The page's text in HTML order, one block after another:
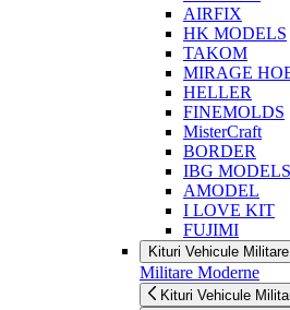
AIRFIX
HK MODELS
TAKOM
MIRAGE
HELLER
FINEMOLDS
MisterCraft
BORDER
IBG MODELS
AMODEL
I LOVE KIT
FUJIMI
Kituri Vehicule
Militare Moderne
Kituri Vehicule